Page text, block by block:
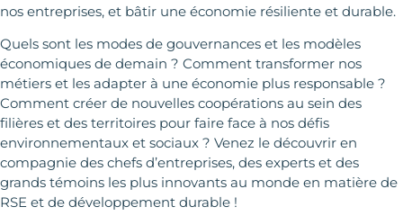
nos entreprises, et bâtir une économie résiliente et durable.
Quels sont les modes de gouvernances et les modèles
économiques de demain ? Comment transformer nos
métiers et les adapter à une économie plus responsable ?
Comment créer de nouvelles coopérations au sein des
filières et des territoires pour faire face à nos défis
environnementaux et sociaux ? Venez le découvrir en
compagnie des chefs d’entreprises, des experts et des
grands témoins les plus innovants au monde en matière de
RSE et de développement durable !